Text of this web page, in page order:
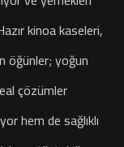
kinoa kaseleri,
öğünler; yoğun
çözümler
hem de sağlıklı